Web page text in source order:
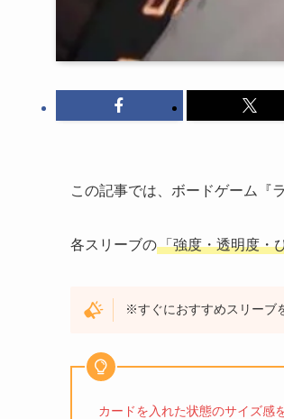
この記事では、ボードゲーム『
各スリーブの「強度・透明度・
※すぐにおすすめスリーブ
カードを入れた状態のサイズ感